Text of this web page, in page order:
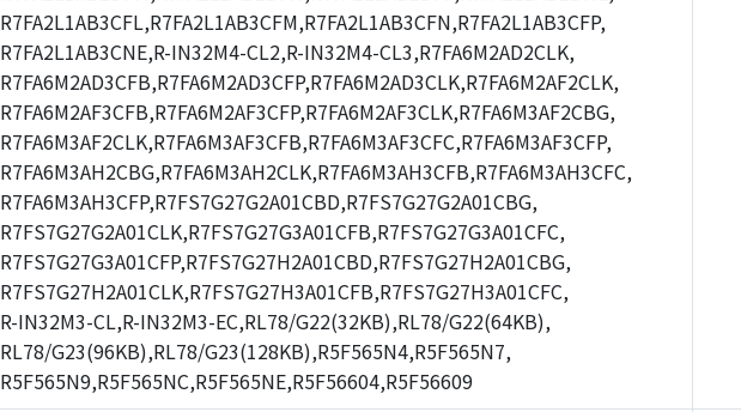
R7FA2L1AB3CFL,R7FA2L1AB3CFM,R7FA2L1AB3CFN,R7FA2L1AB3CFP,
R7FA2L1AB3CNE,R-IN32M4-CL2,R-IN32M4-CL3,R7FA6M2AD2CLK,
R7FA6M2AD3CFB,R7FA6M2AD3CFP,R7FA6M2AD3CLK,R7FA6M2AF2CLK,
R7FA6M2AF3CFB,R7FA6M2AF3CFP,R7FA6M2AF3CLK,R7FA6M3AF2CBG,
R7FA6M3AF2CLK,R7FA6M3AF3CFB,R7FA6M3AF3CFC,R7FA6M3AF3CFP,
R7FA6M3AH2CBG,R7FA6M3AH2CLK,R7FA6M3AH3CFB,R7FA6M3AH3CFC,
R7FA6M3AH3CFP,R7FS7G27G2A01CBD,R7FS7G27G2A01CBG,
R7FS7G27G2A01CLK,R7FS7G27G3A01CFB,R7FS7G27G3A01CFC,
R7FS7G27G3A01CFP,R7FS7G27H2A01CBD,R7FS7G27H2A01CBG,
R7FS7G27H2A01CLK,R7FS7G27H3A01CFB,R7FS7G27H3A01CFC,
R-IN32M3-CL,R-IN32M3-EC,RL78/G22(32KB),RL78/G22(64KB),
RL78/G23(96KB),RL78/G23(128KB),R5F565N4,R5F565N7,
R5F565N9,R5F565NC,R5F565NE,R5F56604,R5F56609